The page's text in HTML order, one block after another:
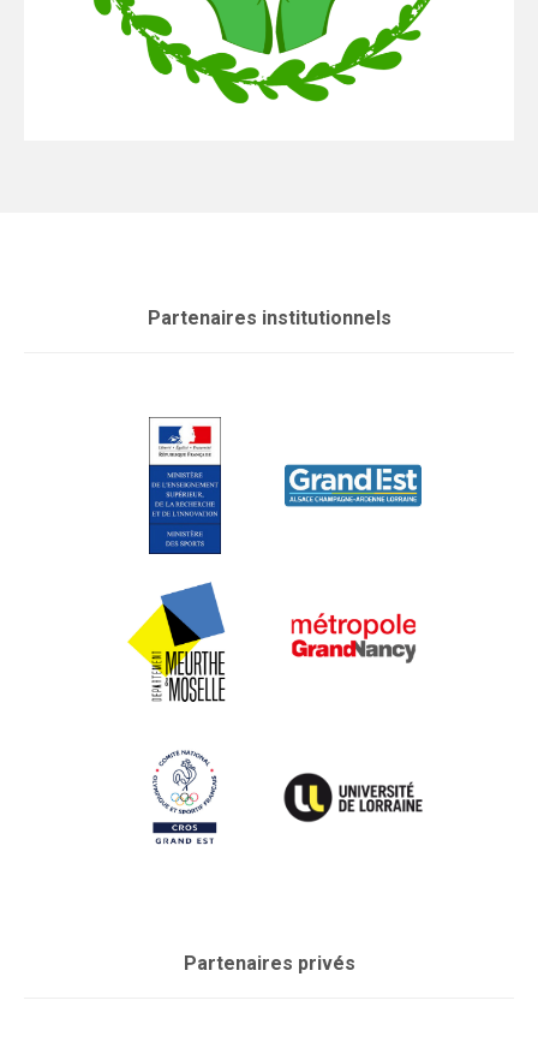
Partenaires institutionnels
Partenaires privés